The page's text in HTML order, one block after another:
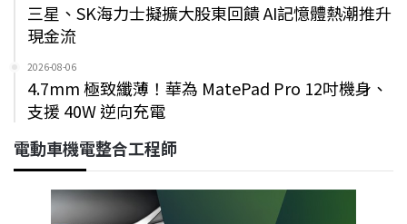
三星、SK海力士擬擴大股東回饋 AI記憶體熱潮推升
現金流
2026-08-06
4.7mm 極致纖薄！華為 MatePad Pro 12吋機身、
支援 40W 逆向充電
電動車機電整合工程師